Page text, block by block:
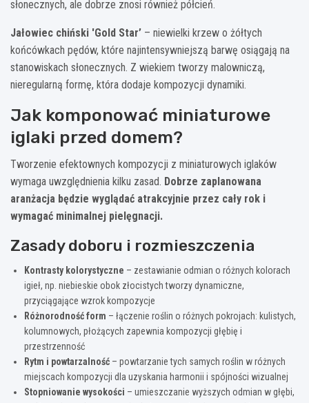
słonecznych, ale dobrze znosi również półcień.
Jałowiec chiński 'Gold Star’ – niewielki krzew o żółtych
końcówkach pędów, które najintensywniejszą barwę osiągają na
stanowiskach słonecznych. Z wiekiem tworzy malowniczą,
nieregularną formę, która dodaje kompozycji dynamiki.
Jak komponować miniaturowe
iglaki przed domem?
Tworzenie efektownych kompozycji z miniaturowych iglaków
wymaga uwzględnienia kilku zasad. Dobrze zaplanowana
aranżacja będzie wyglądać atrakcyjnie przez cały rok i
wymagać minimalnej pielęgnacji.
Zasady doboru i rozmieszczenia
Kontrasty kolorystyczne – zestawianie odmian o różnych kolorach
igieł, np. niebieskie obok złocistych tworzy dynamiczne,
przyciągające wzrok kompozycje
Różnorodność form – łączenie roślin o różnych pokrojach: kulistych,
kolumnowych, płożących zapewnia kompozycji głębię i
przestrzenność
Rytm i powtarzalność – powtarzanie tych samych roślin w różnych
miejscach kompozycji dla uzyskania harmonii i spójności wizualnej
Stopniowanie wysokości – umieszczanie wyższych odmian w głębi,